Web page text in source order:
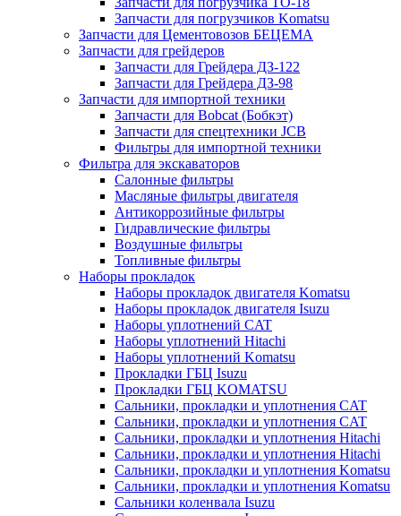
Запчасти для погрузчиков Komatsu
Запчасти для Цементовозов БЕЦЕМА
Запчасти для грейдеров
Запчасти для Грейдера ДЗ-122
Запчасти для Грейдера ДЗ-98
Запчасти для импортной техники
Запчасти для Bobcat (Бобкэт)
Запчасти для спецтехники JCB
Фильтры для импортной техники
Фильтра для экскаваторов
Салонные фильтры
Масляные фильтры двигателя
Антикоррозийные фильтры
Гидравлические фильтры
Воздушные фильтры
Топливные фильтры
Наборы прокладок
Наборы прокладок двигателя Komatsu
Наборы прокладок двигателя Isuzu
Наборы уплотнений CAT
Наборы уплотнений Hitachi
Наборы уплотнений Komatsu
Прокладки ГБЦ Isuzu
Прокладки ГБЦ KOMATSU
Сальники, прокладки и уплотнения CAT
Сальники, прокладки и уплотнения CAT
Сальники, прокладки и уплотнения Hitachi
Сальники, прокладки и уплотнения Hitachi
Сальники, прокладки и уплотнения Komatsu
Сальники, прокладки и уплотнения Komatsu
Сальники коленвала Isuzu